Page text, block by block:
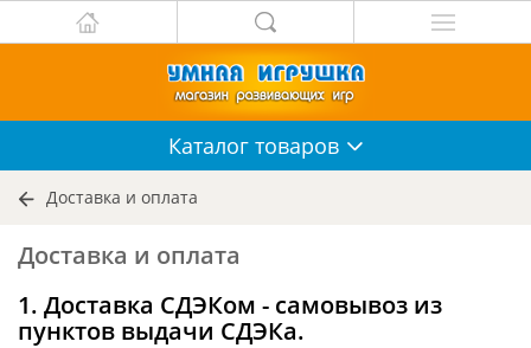
Каталог товаров
Доставка и оплата
Доставка и оплата
1. Доставка СДЭКом - самовывоз из
пунктов выдачи СДЭКа.